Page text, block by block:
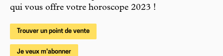
qui vous offre votre horoscope 2023 !
Trouver un point de vente
Je veux m'abonner